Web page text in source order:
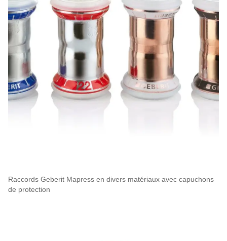
Raccords Geberit Mapress en divers matériaux avec capuchons
de protection